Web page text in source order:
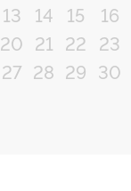
13 14 15 16
20 21 22 23
27 28 29 30